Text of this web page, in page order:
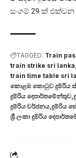
සංගම් 29 ක් එක්වන
TAGGED: Train
train strike sri lanka
train time table sri
කොළඹ කොටුව දුම්රිය
දුම්රිය දෙපාර්තමේන්තුව
දුම්රිය වර්ජනය දුම්රිය
ශ්‍රී ලංකා දුම්රිය